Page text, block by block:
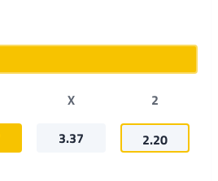
X 2
3.37 2.20